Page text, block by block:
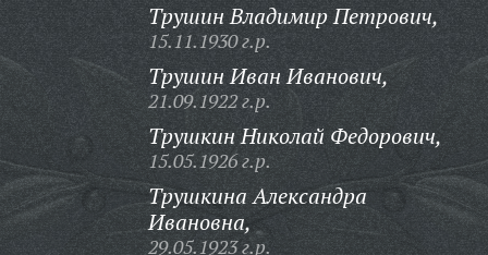
Трушин Владимир Петрович,
15.11.1930 г.р.
Трушин Иван Иванович,
21.09.1922 г.р.
Трушкин Николай Федорович,
15.05.1926 г.р.
Трушкина Александра
Ивановна,
29.05.1923 г.р.